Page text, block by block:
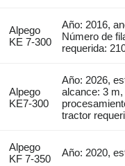
Alpego
KE 7-300
Año: 2016,
Número de
requerida:
Alpego
KE7-300
Año: 2026,
alcance: 3
tractor
Alpego
KF 7-350
Año: 2020,